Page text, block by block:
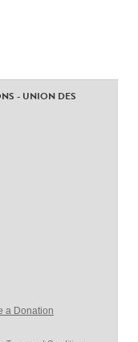
- UNION DES
a Donation